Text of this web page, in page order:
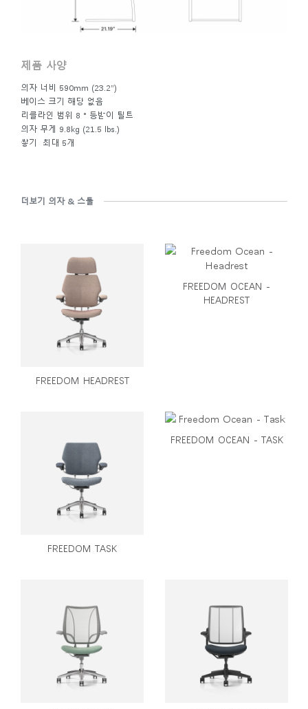
국가 선택
로그인
로그인
SIGN IN WITH SSO
추천 코드가 있으십니까?
제품 사양
의자 너비 590mm (23.2”)
베이스 크기 해당 없음
리클라인 범위 8 ° 등받이 틸트
의자 무게 9.8kg (21.5 lbs.)
쌓기 최대 5개
더보기 의자 & 스툴
FREEDOM HEADREST
FREEDOM OCEAN -
HEADREST
FREEDOM TASK
FREEDOM OCEAN - TASK